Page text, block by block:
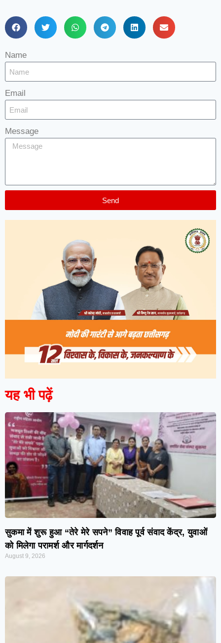
Name
Email
Message
Send
यह भी पढ़ें
सुकमा में शुरू हुआ “तेरे मेरे सपने” विवाह पूर्व संवाद केंद्र, युवाओं
को मिलेगा परामर्श और मार्गदर्शन
August 9, 2026